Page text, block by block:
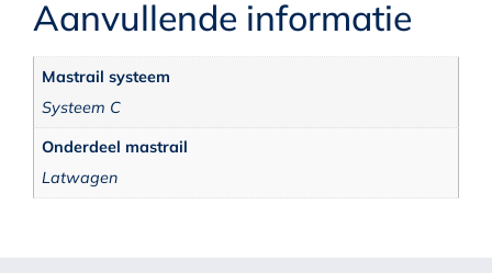
Aanvullende informatie
Mastrail systeem
Systeem C
Onderdeel mastrail
Latwagen